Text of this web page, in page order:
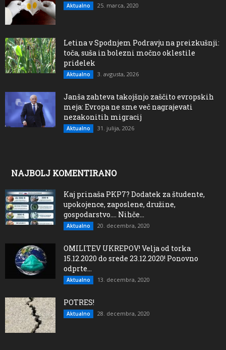
Aktualno 25. marca, 2020
Letina v Spodnjem Podravju na preizkušnji:
toča, suša in bolezni močno oklestile
pridelek
Aktualno 3. avgusta, 2026
Janša zahteva takojšnjo zaščito evropskih
meja: Evropa ne sme več nagrajevati
nezakonitih migracij
Aktualno 31. julija, 2026
NAJBOLJ KOMENTIRANO
Kaj prinaša PKP7? Dodatek za študente,
upokojence, zaposlene, družine,
gospodarstvo…. Nihče...
Aktualno 20. decembra, 2020
OMILITEV UKREPOV! Velja od torka
15.12.2020 do srede 23.12.2020! Ponovno
odprte...
Aktualno 13. decembra, 2020
POTRES!
Aktualno 28. decembra, 2020